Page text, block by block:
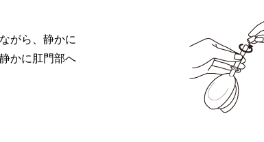
がら、静かに
かに肛門部へ